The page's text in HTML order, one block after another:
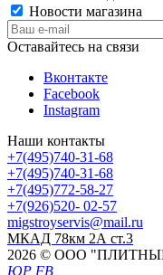
Новости магазина
Оставайтесь на связи
Вконтакте
Facebook
Instagram
Наши контакты
+7(495)740-31-68
+7(495)740-31-68
+7(495)772-58-27
+7(926)520- 02-57
migstroyservis@mail.ru
МКАД 78км 2А ст.3
2026 © ООО
ЮР FB